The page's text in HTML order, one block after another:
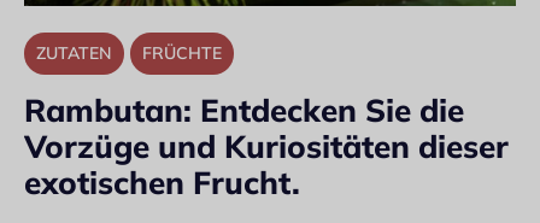
ZUTATEN FRÜCHTE
Rambutan: Entdecken Sie die
Vorzüge und Kuriositäten dieser
exotischen Frucht.